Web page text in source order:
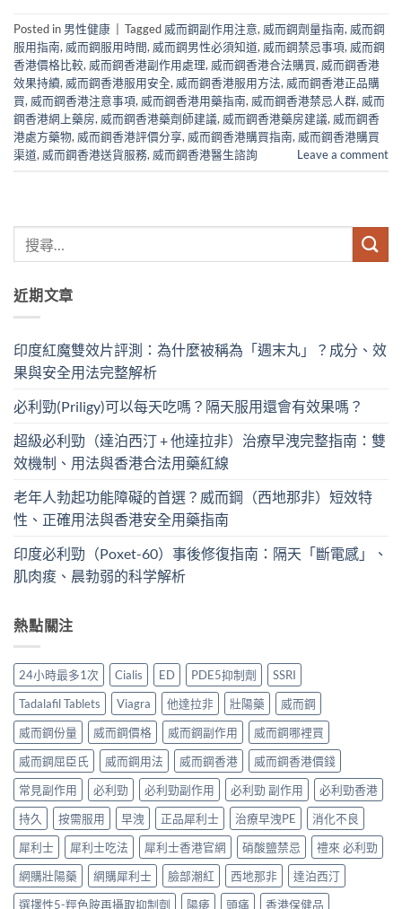
Posted in 男性健康 Tagged 威而鋼副作用注意, 威而鋼劑量指南, 威而鋼
服用指南, 威而鋼服用時間, 威而鋼男性必須知道, 威而鋼禁忌事項, 威而鋼
香港價格比較, 威而鋼香港副作用處理, 威而鋼香港合法購買, 威而鋼香港
效果持續, 威而鋼香港服用安全, 威而鋼香港服用方法, 威而鋼香港正品購
買, 威而鋼香港注意事項, 威而鋼香港用藥指南, 威而鋼香港禁忌人群, 威而
鋼香港網上藥房, 威而鋼香港藥劑師建議, 威而鋼香港藥房建議, 威而鋼香
港處方藥物, 威而鋼香港評價分享, 威而鋼香港購買指南, 威而鋼香港購買
渠道, 威而鋼香港送貨服務, 威而鋼香港醫生諮詢 Leave a comment
近期文章
印度紅魔雙效片評測：為什麼被稱為「週末丸」？成分、效
果與安全用法完整解析
必利勁(Priligy)可以每天吃嗎？隔天服用還會有效果嗎？
超級必利勁（達泊西汀 + 他達拉非）治療早洩完整指南：雙
效機制、用法與香港合法用藥紅線
老年人勃起功能障礙的首選？威而鋼（西地那非）短效特
性、正確用法與香港安全用藥指南
印度必利勁（Poxet-60）事後修復指南：隔天「斷電感」、
肌肉痠、晨勃弱的科学解析
熱點關注
24小時最多1次 Cialis ED PDE5抑制劑
SSRI
Tadalafil Tablets
Viagra 他達拉非 壯陽藥
威而鋼
威而鋼份量
威而鋼價格 威而鋼副作用
威而鋼哪裡買
威而鋼屈臣氏
威而鋼用法 威而鋼香港
威而鋼香港價錢
常見副作用
必利勁 必利勁副作用 必利勁 副作用
必利勁香港
持久
按需服用 早洩 正品犀利士 治療早洩PE
消化不良
犀利士
犀利士吃法 犀利士香港官網 硝酸鹽禁忌
禮來 必利勁
網購壯陽藥
網購犀利士 臉部潮紅 西地那非
達泊西汀
選擇性5-羥色胺再攝取抑制劑
陽痿 頭痛 香港保健品